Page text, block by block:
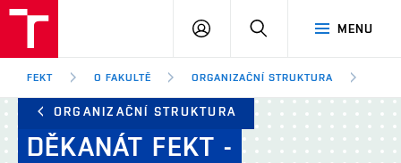
Brno
MENU
PŘIHLÁSIT
FEKT O FAKULTĚ ORGANIZAČNÍ STRUKTURA
ORGANIZAČNÍ STRUKTURA
DĚKANÁT FEKT -